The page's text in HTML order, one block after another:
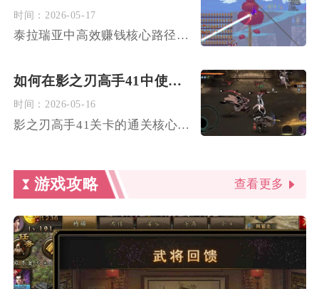
时间： 2026-05-17
泰拉瑞亚中高效赚钱核心路径为：前期靠探索刷怪与基础加工，中期...
如何在影之刃高手41中使用技能连招
时间： 2026-05-16
影之刃高手41关卡的通关核心在于构建“破甲+爆发+持续压制”...
游戏攻略 查看更多